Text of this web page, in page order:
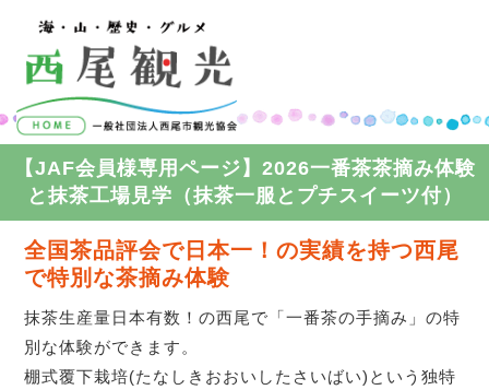
コンテンツへスキップ
【JAF会員様専用ページ】2026一番茶茶摘み体験
と抹茶工場見学（抹茶一服とプチスイーツ付）
全国茶品評会で日本一！の実績を持つ西尾
で特別な茶摘み体験
抹茶生産量日本有数！の西尾で「一番茶の手摘み」の特
別な体験ができます。
棚式覆下栽培(たなしきおおいしたさいばい)という独特